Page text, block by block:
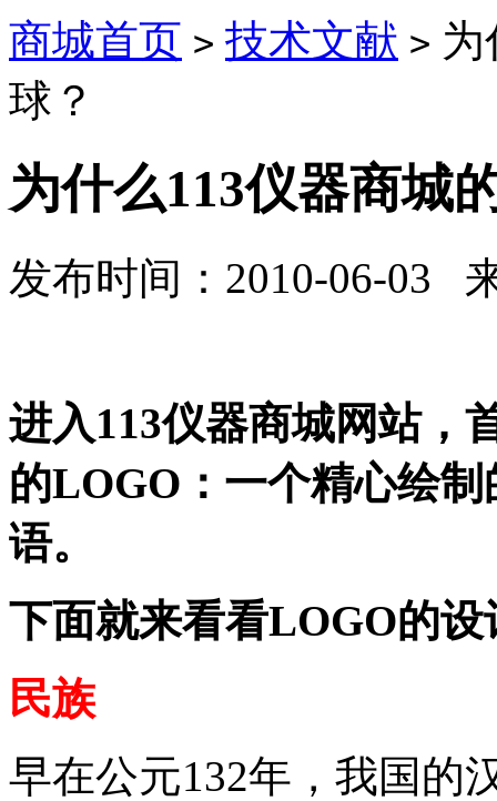
商城首页 > 技术文献 > 为
球？
为什么113仪器商城
发布时间：2010-06-03
进入113仪器商城网站，
的LOGO：一个精心绘
语。
下面就来看看LOGO的设
民族
早在公元132年，我国的